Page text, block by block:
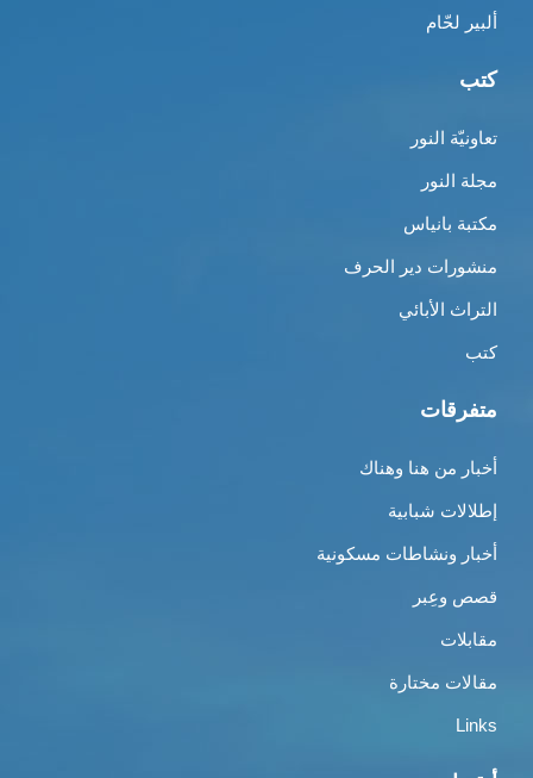
ألبير لحّام
كتب
تعاونيّة النور
مجلة النور
مكتبة بانياس
منشورات دير الحرف
التراث الأبائي
كتب
متفرقات
أخبار من هنا وهناك
إطلالات شبابية
أخبار ونشاطات مسكونية
قصص وعِبر
مقابلات
مقالات مختارة
Links